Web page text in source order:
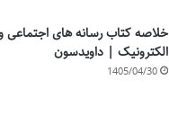
خلاصه کتاب رسانه های
الکترونیک | داویدسون
1405/04/30